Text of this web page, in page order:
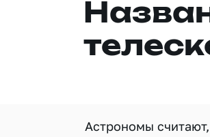
Астрономы